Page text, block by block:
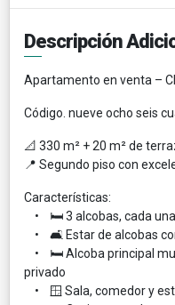
Descripción
Apartamento en venta –
Código. nueve ocho seis
📐 330 m² + 20 m² de
📍 Segundo piso con
Características:
• 🛏 3 alcobas, cada una
• 🛋 Estar de alcobas
• 🛏 Alcoba principal
privado
• 🪟 Sala, comedor y